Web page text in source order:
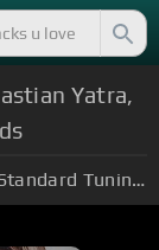
Yatra,
Standard Tuning (EADGBE)